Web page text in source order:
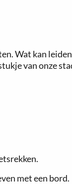
Wat kan
van onze
met een bord.